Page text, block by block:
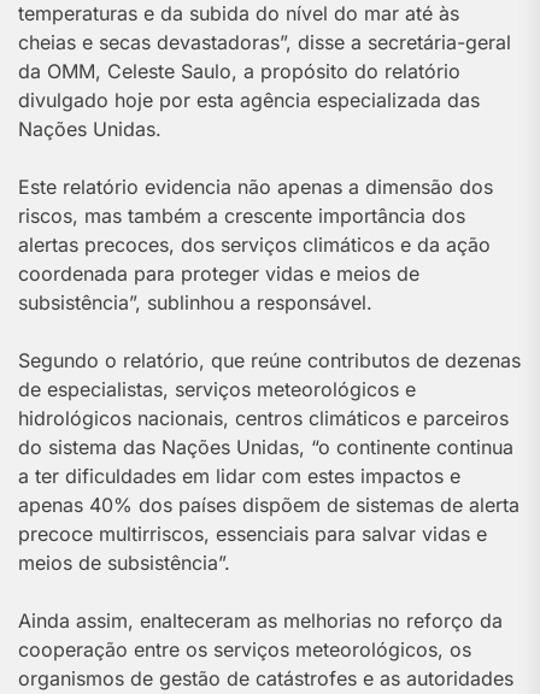
temperaturas e da subida do nível do mar até às
cheias e secas devastadoras”, disse a secretária-geral
da OMM, Celeste Saulo, a propósito do relatório
divulgado hoje por esta agência especializada das
Nações Unidas.
Este relatório evidencia não apenas a dimensão dos
riscos, mas também a crescente importância dos
alertas precoces, dos serviços climáticos e da ação
coordenada para proteger vidas e meios de
subsistência”, sublinhou a responsável.
Segundo o relatório, que reúne contributos de dezenas
de especialistas, serviços meteorológicos e
hidrológicos nacionais, centros climáticos e parceiros
do sistema das Nações Unidas, “o continente continua
a ter dificuldades em lidar com estes impactos e
apenas 40% dos países dispõem de sistemas de alerta
precoce multirriscos, essenciais para salvar vidas e
meios de subsistência”.
Ainda assim, enalteceram as melhorias no reforço da
cooperação entre os serviços meteorológicos, os
organismos de gestão de catástrofes e as autoridades